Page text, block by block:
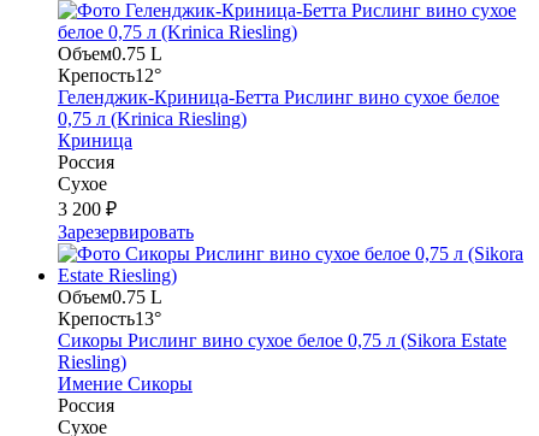
Объем0.75 L
Крепость12°
Геленджик-Криница-Бетта Рислинг вино сухое белое
0,75 л (Krinica Riesling)
Криница
Россия
Сухое
3 200 ₽
Зарезервировать
Объем0.75 L
Крепость13°
Сикоры Рислинг вино сухое белое 0,75 л (Sikora Estate
Riesling)
Имение Сикоры
Россия
Сухое